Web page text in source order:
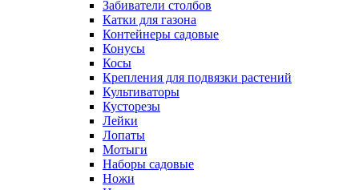
Забиватели столбов
Катки для газона
Контейнеры садовые
Конусы
Косы
Крепления для подвязки растений
Культиваторы
Кусторезы
Лейки
Лопаты
Мотыги
Наборы садовые
Ножи